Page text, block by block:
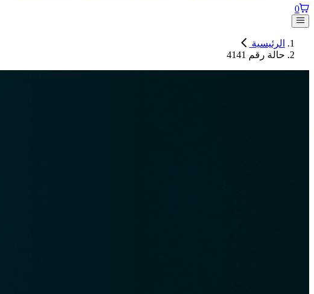
0
الرئيسية
حالة رقم 4141